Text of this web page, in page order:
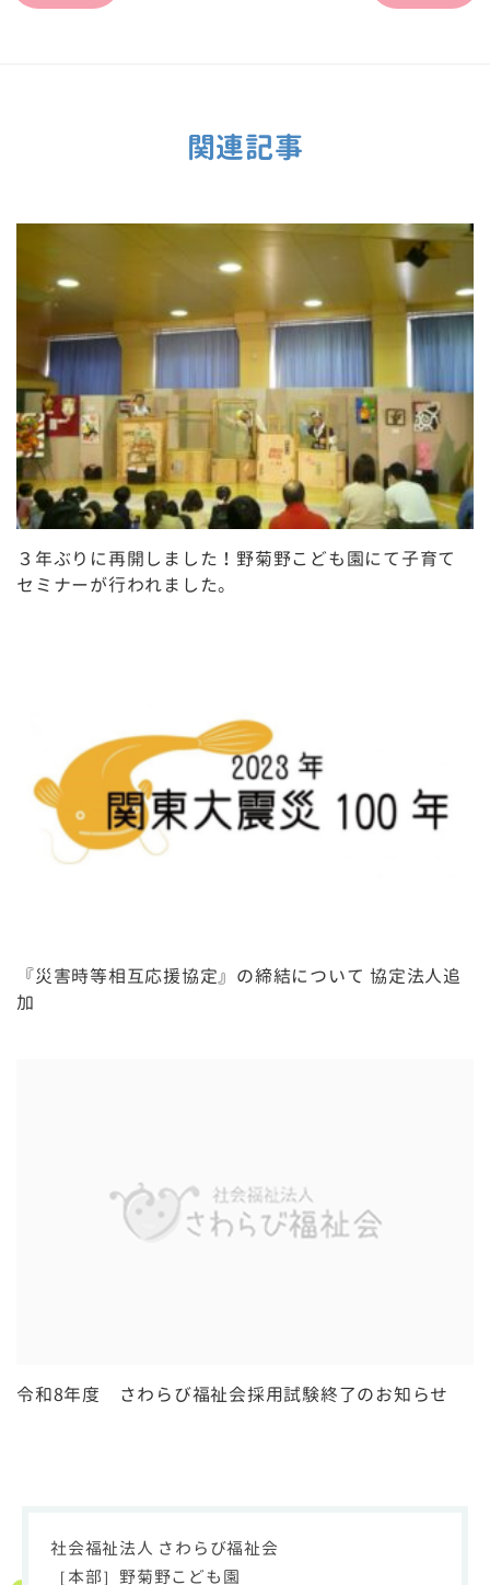
関連記事
３年ぶりに再開しました！野菊野こども園にて子育て
セミナーが行われました。
『災害時等相互応援協定』の締結について 協定法人追
加
令和8年度 さわらび福祉会採用試験終了のお知らせ
社会福祉法人 さわらび福祉会
［本部］野菊野こども園